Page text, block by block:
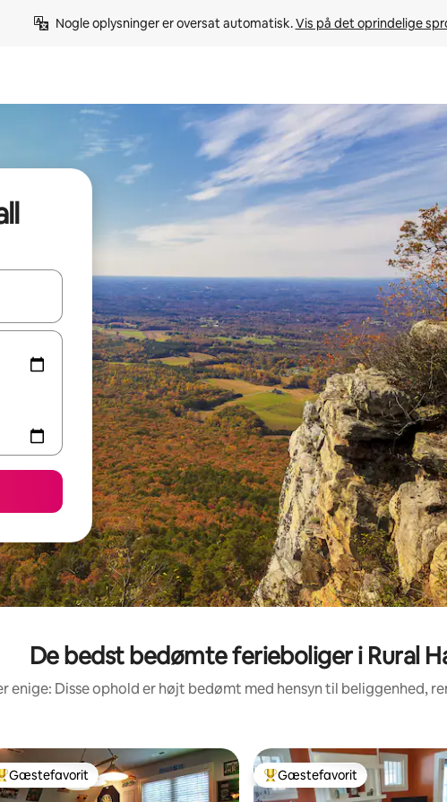
Nogle oplysninger er oversat automatisk. Vis på det oprindelige
med piletasterne op og ned eller se mere ved at trykke eller stryge.
De bedst bedømte ferieboliger i Rural
enige: Disse ophold er højt bedømt med hensyn til beliggenhed,
gæstefavorit
Gæstefavorit Bedste gæstefavorit
Gæstefavorit